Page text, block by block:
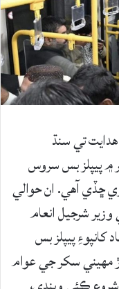
تي سنڌ
پيپلز بس سروس
ڇڏي آهي. ان حوالي
شرجيل انعام
کانپوءِ پيپلز بس
مهيني سکر جي عوام